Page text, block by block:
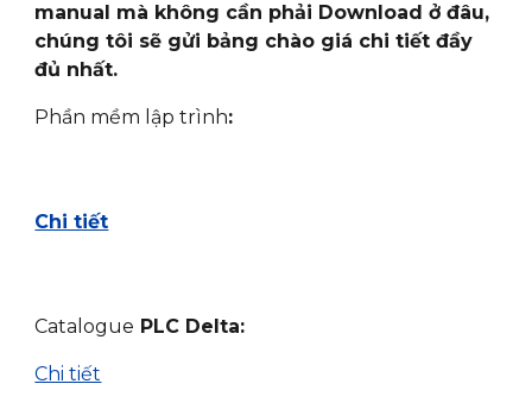
manual mà không cần phải Download ở đâu,
chúng tôi sẽ gửi bảng chào giá chi tiết đầy
đủ nhất.
Phần mềm lập trình:
Chi tiết
Catalogue PLC Delta:
Chi tiết